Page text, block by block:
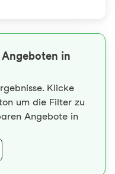
in
Klicke
um die Filter zu
Angebote in